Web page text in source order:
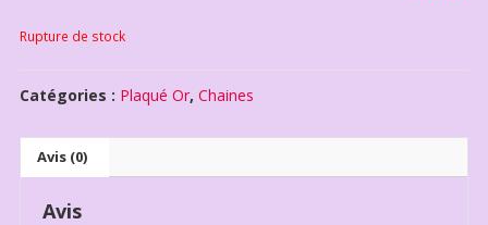
Rupture de stock
Catégories : Plaqué Or, Chaines
Avis (0)
Avis